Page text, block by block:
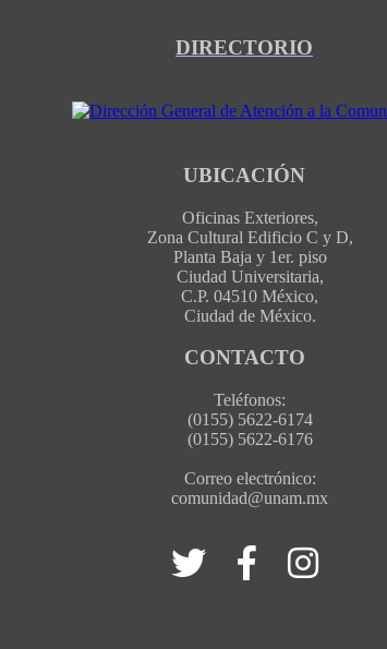
DIRECTORIO
UBICACIÓN
Oficinas Exteriores,
Zona Cultural Edificio C y D,
Planta Baja y 1er. piso
Ciudad Universitaria,
C.P. 04510 México,
Ciudad de México.
CONTACTO
Teléfonos:
(0155) 5622-6174
(0155) 5622-6176
Correo electrónico:
comunidad@unam.mx